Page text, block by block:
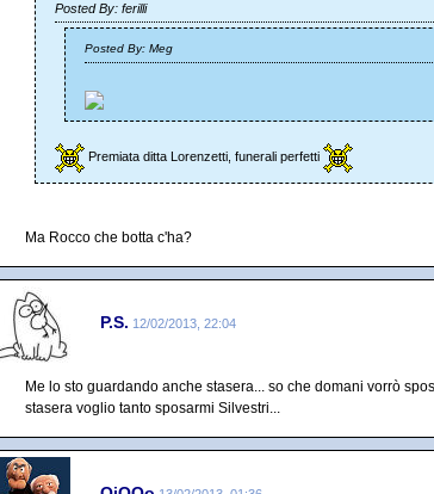
Posted By: ferilli
Posted By: Meg
Premiata ditta Lorenzetti, funerali perfetti
Ma Rocco che botta c'ha?
P.S. 12/02/2013, 22:04
Me lo sto guardando anche stasera... so che domani vorrò
stasera voglio tanto sposarmi Silvestri...